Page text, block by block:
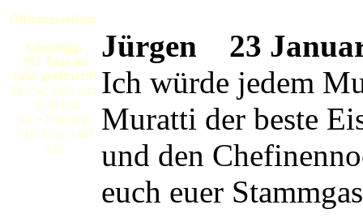
Öffnungszeiten:
Gloggnitz:
365 Tage im
Jahr geöffnet!!!
Mo-Sa: 8:00 Uhr
- 1:00 Uhr
So + Feiertag:
9:00 Uhr- 1:00
Uh
Jürgen
23
Ich würde jedem
Muratti der beste
und den
euch euer